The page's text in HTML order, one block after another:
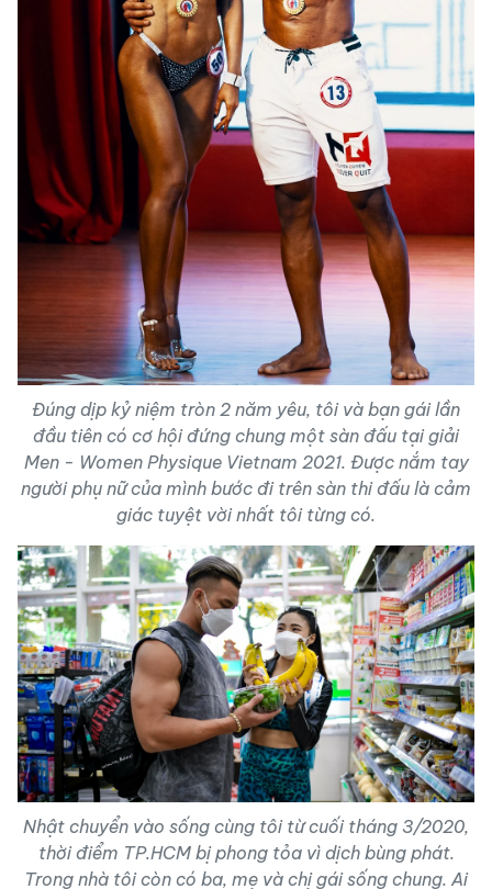
Đúng dịp kỷ niệm tròn 2 năm yêu, tôi và bạn gái lần
đầu tiên có cơ hội đứng chung một sàn đấu tại giải
Men - Women Physique Vietnam 2021. Được nắm tay
người phụ nữ của mình bước đi trên sàn thi đấu là cảm
giác tuyệt vời nhất tôi từng có.
Nhật chuyển vào sống cùng tôi từ cuối tháng 3/2020,
thời điểm TP.HCM bị phong tỏa vì dịch bùng phát.
Trong nhà tôi còn có ba, mẹ và chị gái sống chung. Ai